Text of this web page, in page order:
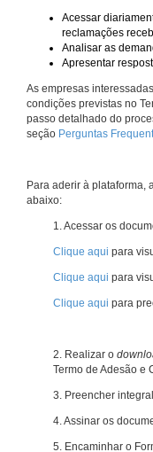
Acessar
reclamações
Analisar as
Apresentar
As empresas
condições previstas no
passo detalhado do
seção Perguntas
Para aderir à plataforma,
abaixo:
1. Acessar os
Clique aqui para
Clique aqui para
Clique aqui para
2. Realizar o
Termo de Adesão e
3. Preencher
4. Assinar os
5. Encaminhar o